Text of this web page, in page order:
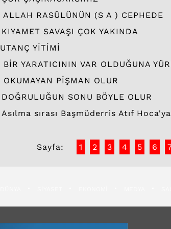
ALLAH RASÜLÜNÜN (S A ) CEPHEDE
KIYAMET SAVAŞI ÇOK YAKINDA
UTANÇ YİTİMİ
BİR YARATICININ VAR OLDUĞUNA
OKUMAYAN PİŞMAN OLUR
DOĞRULUĞUN SONU BÖYLE OLUR
Asılma sırası Başmüderris Atıf
Sayfa: 1 2 3 4 5 6